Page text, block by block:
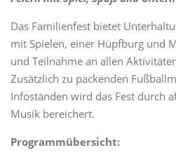
Das Familienfest bietet
mit Spielen, einer Hüpfburg und
und Teilnahme an allen
Zusätzlich zu packenden
Infoständen wird das Fest durch
Musik bereichert.
Programmübersicht: